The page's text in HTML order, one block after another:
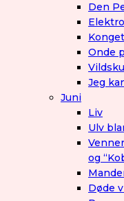
Den
Onde
Jeg
Juni
Liv
Ulv
og
Døde